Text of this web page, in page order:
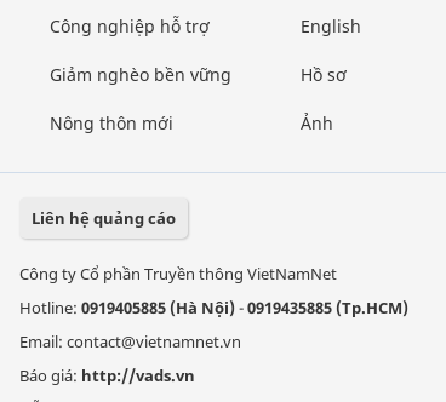
Công nghiệp hỗ trợ
Giảm nghèo bền vững
Nông thôn mới
English
Hồ sơ
Ảnh
Liên hệ quảng cáo
Công ty Cổ phần Truyền thông VietNamNet
Hotline: 0919405885 (Hà Nội)-0919435885 (Tp.HCM)
Email: contact@vietnamnet.vn
Báo giá: http://vads.vn